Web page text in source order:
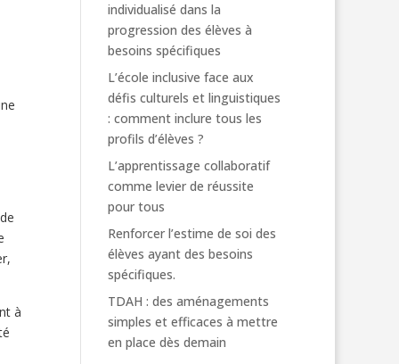
à
individualisé dans la
progression des élèves à
besoins spécifiques
L’école inclusive face aux
défis culturels et linguistiques
: comment inclure tous les
profils d’élèves ?
L’apprentissage collaboratif
comme levier de réussite
pour tous
Renforcer l’estime de soi des
élèves ayant des besoins
spécifiques.
TDAH : des aménagements
simples et efficaces à mettre
en place dès demain